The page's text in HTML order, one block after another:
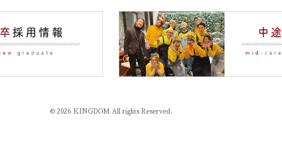
© 2026 KINGDOM All rights Reserved.